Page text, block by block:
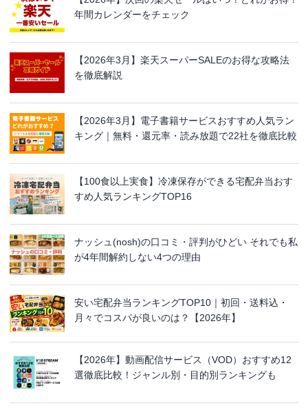
年間カレンダーをチェック
【2026年3月】楽天スーパーSALEのお得な攻略法
を徹底解説
【2026年3月】電子書籍サービスおすすめ人気ラン
キング｜無料・還元率・読み放題で22社を徹底比較
【100食以上実食】冷凍保存ができる宅配弁当おす
すめ人気ランキングTOP16
ナッシュ(nosh)の口コミ・評判がひどい それでも私
が4年間解約しない4つの理由
安い宅配弁当ランキングTOP10｜初回・送料込・
月々でコスパが良いのは？【2026年】
【2026年】動画配信サービス（VOD）おすすめ12
選徹底比較！ジャンル別・目的別ランキングも